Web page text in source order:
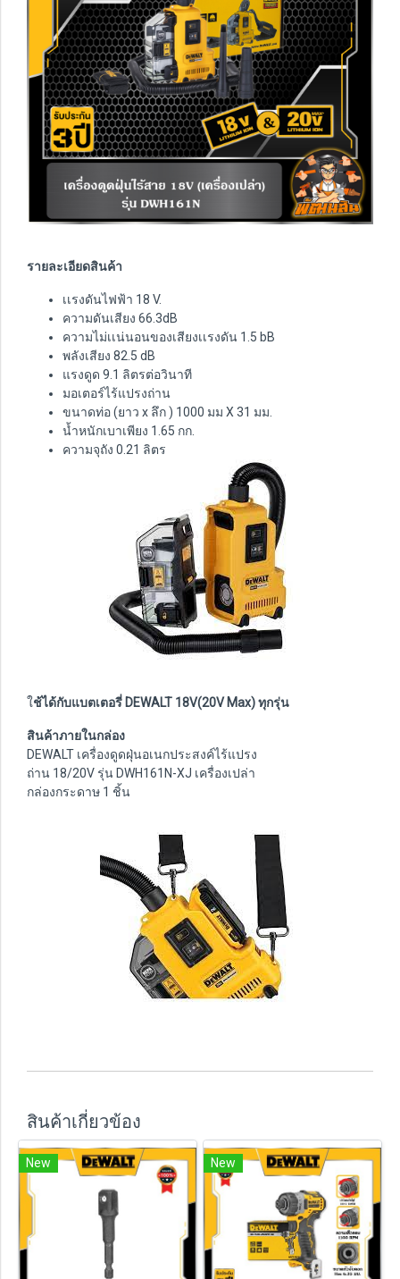
รายละเอียดสินค้า
เเรงดันไฟฟ้า 18 V.
ความดันเสียง 66.3dB
ความไม่เเน่นอนของเสียงเเรงดัน 1.5 bB
พลังเสียง 82.5 dB
แรงดูด 9.1 ลิตรต่อวินาที
มอเตอร์ไร้แปรงถ่าน
ขนาดท่อ (ยาว x ลึก ) 1000 มม X 31 มม.
น้ำหนักเบาเพียง 1.65 กก.
ความจุถัง 0.21 ลิตร
ใช้ได้กับแบตเตอรี่ DEWALT 18V(20V Max) ทุกรุ่น
สินค้าภายในกล่อง
DEWALT เครื่องดูดฝุ่นอเนกประสงค์ไร้แปรง
ถ่าน 18/20V รุ่น DWH161N-XJ เครื่องเปล่า
กล่องกระดาษ 1 ชิ้น
สินค้าเกี่ยวข้อง
New New